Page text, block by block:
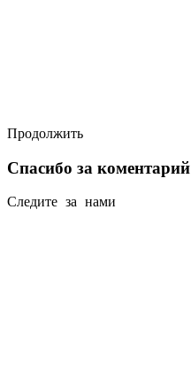
Продолжить
Спасибо за коментарий
Следите за нами